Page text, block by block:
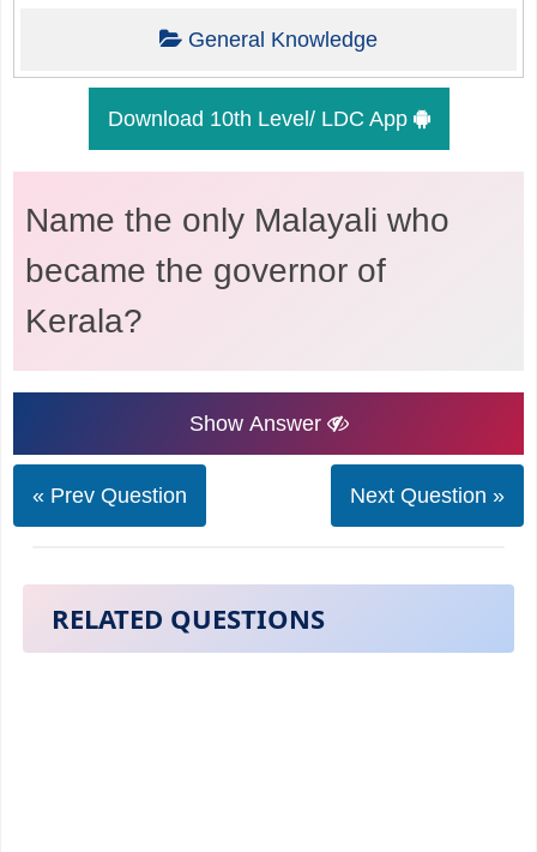
General Knowledge
Download 10th Level/ LDC App
Name the only Malayali who
became the governor of
Kerala?
Show Answer
« Prev Question Next Question »
RELATED QUESTIONS